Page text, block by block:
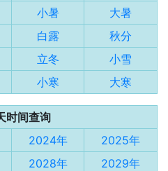
小暑
大暑
白露
秋分
立冬
小雪
小寒 大寒
时间查询
2024年
2025年
2028年
2029年